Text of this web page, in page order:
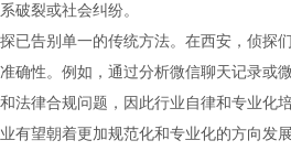
破裂或社会纠纷。
已告别单一的传统方法。在西安，侦
确性。例如，通过分析微信聊天记录或
法律合规问题，因此行业自律和专业化
有望朝着更加规范化和专业化的方向